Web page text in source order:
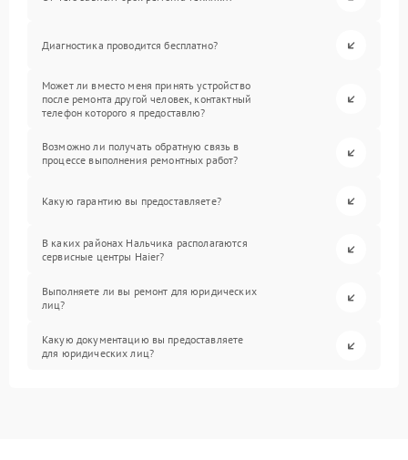
Диагностика проводится бесплатно?
Может ли вместо меня принять устройство
после ремонта другой человек, контактный
телефон которого я предоставлю?
Возможно ли получать обратную связь в
процессе выполнения ремонтных работ?
Какую гарантию вы предоставляете?
В каких районах Нальчика располагаются
сервисные центры Haier?
Выполняете ли вы ремонт для юридических
лиц?
Какую документацию вы предоставляете
для юридических лиц?